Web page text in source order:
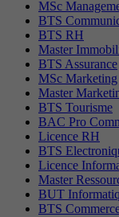
MSc
BTS
BTS RH
Master
BTS Assurance
MSc Marketing
Master
BTS Tourisme
BAC Pro
Licence RH
BTS
Licence
Master
BUT
BTS